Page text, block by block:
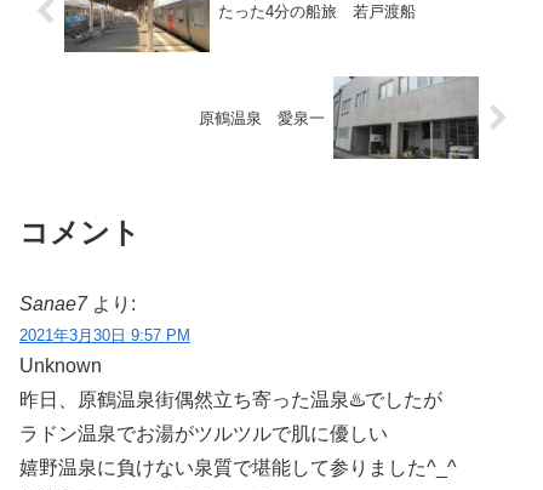
たった4分の船旅 若戸渡船
原鶴温泉 愛泉一
コメント
Sanae7 より:
2021年3月30日 9:57 PM
Unknown
昨日、原鶴温泉街偶然立ち寄った温泉♨️でしたが
ラドン温泉でお湯がツルツルで肌に優しい
嬉野温泉に負けない泉質で堪能して参りました^_^